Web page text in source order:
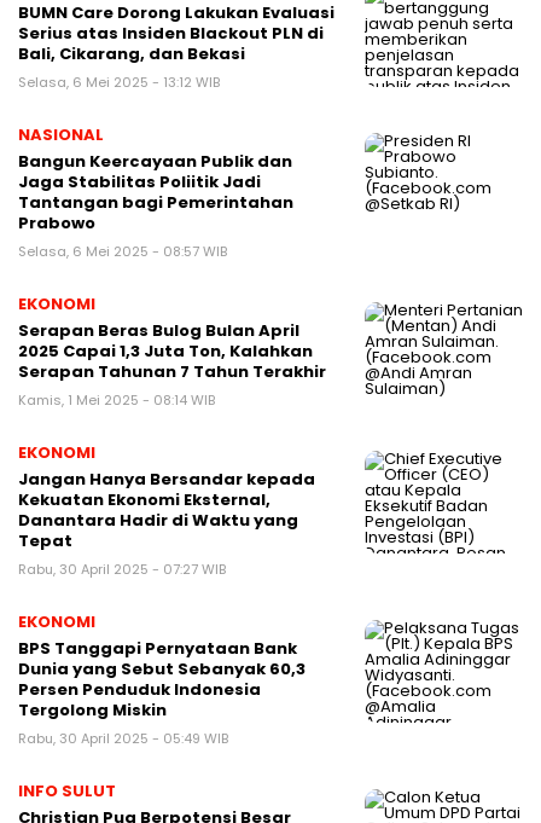
BUMN Care Dorong Lakukan Evaluasi
Serius atas Insiden Blackout PLN di
Bali, Cikarang, dan Bekasi
Selasa, 6 Mei 2025 - 13:12 WIB
NASIONAL
Bangun Keercayaan Publik dan
Jaga Stabilitas Poliitik Jadi
Tantangan bagi Pemerintahan
Prabowo
Selasa, 6 Mei 2025 - 08:57 WIB
EKONOMI
Serapan Beras Bulog Bulan April
2025 Capai 1,3 Juta Ton, Kalahkan
Serapan Tahunan 7 Tahun Terakhir
Kamis, 1 Mei 2025 - 08:14 WIB
EKONOMI
Jangan Hanya Bersandar kepada
Kekuatan Ekonomi Eksternal,
Danantara Hadir di Waktu yang
Tepat
Rabu, 30 April 2025 - 07:27 WIB
EKONOMI
BPS Tanggapi Pernyataan Bank
Dunia yang Sebut Sebanyak 60,3
Persen Penduduk Indonesia
Tergolong Miskin
Rabu, 30 April 2025 - 05:49 WIB
INFO SULUT
Christian Pua Berpotensi Besar